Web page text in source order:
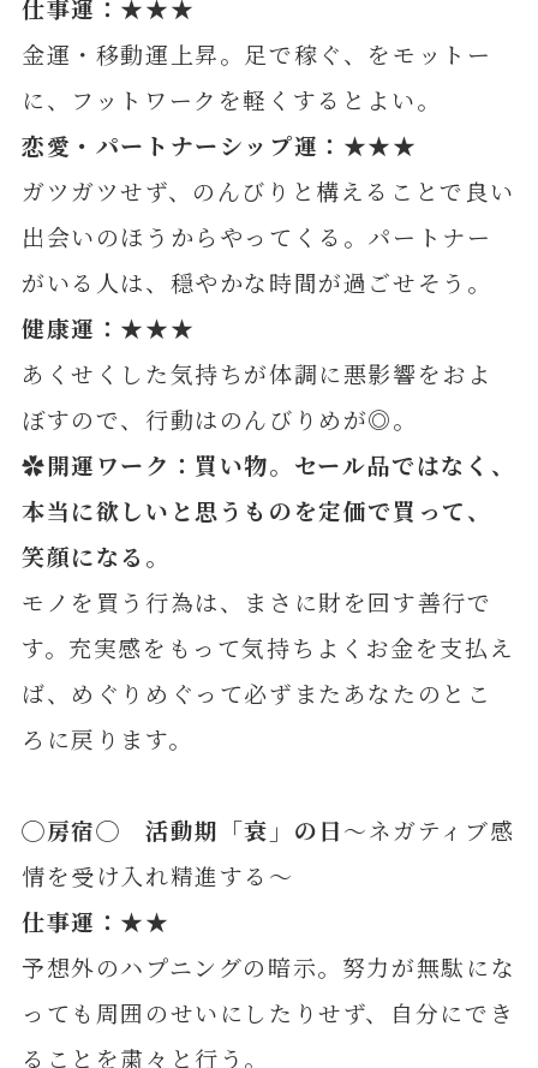
仕事運：★★★
金運・移動運上昇。足で稼ぐ、をモットー
に、フットワークを軽くするとよい。
恋愛・パートナーシップ運：★★★
ガツガツせず、のんびりと構えることで良い
出会いのほうからやってくる。パートナー
がいる人は、穏やかな時間が過ごせそう。
健康運：★★★
あくせくした気持ちが体調に悪影響をおよ
ぼすので、行動はのんびりめが◎。
✿開運ワーク：買い物。セール品ではなく、
本当に欲しいと思うものを定価で買って、
笑顔になる 。
モノを買う行為は、まさに財を回す善行で
す。充実感をもって気持ちよくお金を支払え
ば、めぐりめぐって必ずまたあなたのとこ
ろに戻ります。
◯房宿◯ 活動期「衰」の日～ネガティブ感
情を受け入れ精進する～
仕事運：★★
予想外のハプニングの暗示。努力が無駄にな
っても周囲のせいにしたりせず、自分にでき
ることを粛々と行う。